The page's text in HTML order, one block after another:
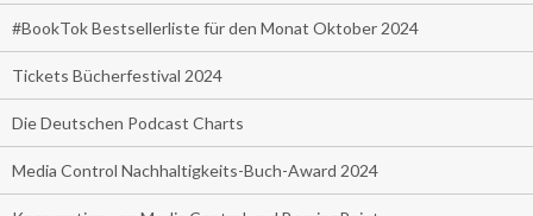
#BookTok Bestsellerliste für den Monat Oktober 2024
Tickets Bücherfestival 2024
Die Deutschen Podcast Charts
Media Control Nachhaltigkeits-Buch-Award 2024